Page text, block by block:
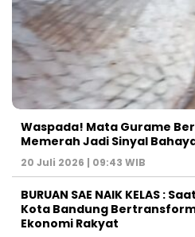
Waspada! Mata Gurame
Memerah Jadi Sinyal
20 Juli 2026 | 09:43 WIB
BURUAN SAE NAIK KELAS :
Kota Bandung
Ekonomi Rakyat